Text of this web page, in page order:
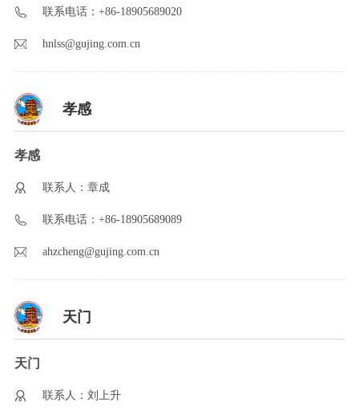
联系电话：+86-18905689020
hnlss@gujing.com.cn
孝感
孝感
联系人：章成
联系电话：+86-18905689089
ahzcheng@gujing.com.cn
天门
天门
联系人：刘上升